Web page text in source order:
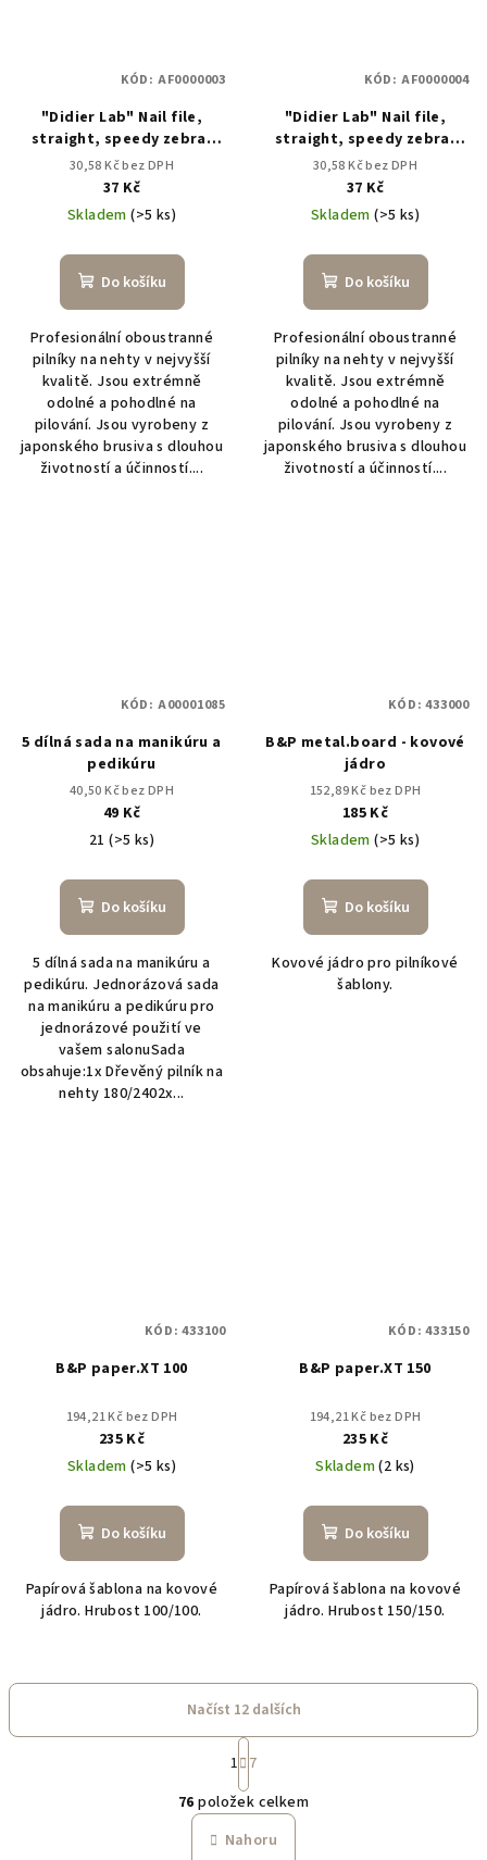
"Didier Lab" Nail file,
straight, speedy zebra,
150/150
30,58 Kč bez DPH
37 Kč
Skladem(>5 ks)
Do košíku
Profesionální oboustranné
pilníky na nehty v nejvyšší
kvalitě. Jsou extrémně
odolné a pohodlné na
pilování. Jsou vyrobeny z
japonského brusiva s dlouhou
životností a účinností....
KÓD: AF0000003
"Didier Lab" Nail file,
straight, speedy zebra,
180/180
30,58 Kč bez DPH
37 Kč
Skladem(>5 ks)
Do košíku
Profesionální oboustranné
pilníky na nehty v nejvyšší
kvalitě. Jsou extrémně
odolné a pohodlné na
pilování. Jsou vyrobeny z
japonského brusiva s dlouhou
životností a účinností....
KÓD: AF0000004
5 dílná sada na manikúru a
pedikúru
40,50 Kč bez DPH
49 Kč
21(>5 ks)
Do košíku
5 dílná sada na manikúru a
pedikúru. Jednorázová sada
na manikúru a pedikúru pro
jednorázové použití ve
vašem salonuSada
obsahuje:1x Dřevěný pilník na
nehty 180/2402x...
KÓD: A00001085
B&P metal.board - kovové
jádro
152,89 Kč bez DPH
185 Kč
Skladem(>5 ks)
Do košíku
Kovové jádro pro pilníkové
šablony.
KÓD:433000
B&P paper.XT 100
194,21 Kč bez DPH
235 Kč
Skladem(>5 ks)
Do košíku
Papírová šablona na kovové
jádro. Hrubost 100/100.
KÓD:433100
B&P paper.XT 150
194,21 Kč bez DPH
235 Kč
Skladem(2 ks)
Do košíku
Papírová šablona na kovové
jádro. Hrubost 150/150.
KÓD:433150
O
v
l
Načíst 12 dalších
S
t
r
á
n
k
1 7
76 položek celkem
Nahoru